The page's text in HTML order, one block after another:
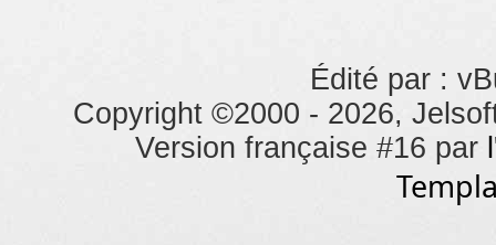
Édité par :
Copyright ©2000 - 2026,
Version française #16 par